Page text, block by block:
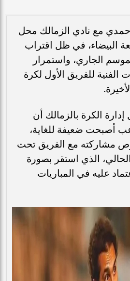
مع نادي الزمالك محل
البيضاء، في ظل اقتراب
الجاري، واستمرار
للفريق الأول لكرة
الكرة بالزمالك أن
أصبحت ضعيفة للغاية،
مشاركته مع الفريق تحت
الذي استقر بصورة
عليه في المباريات